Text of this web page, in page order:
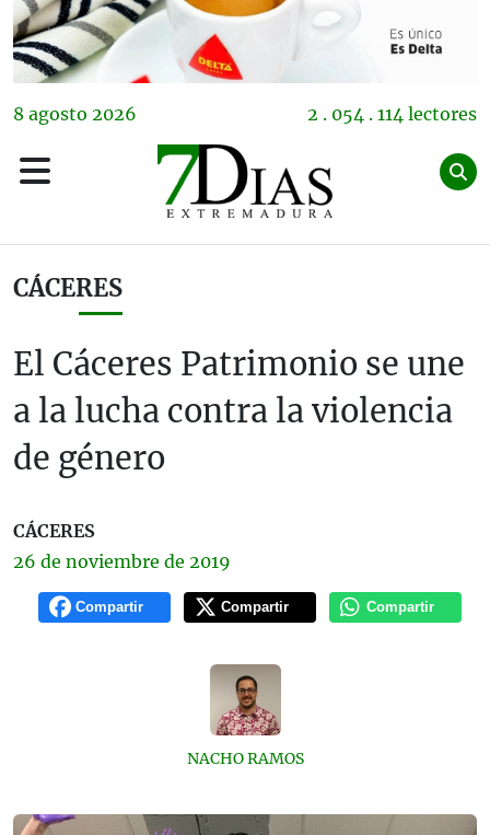
8 agosto 2026 2 . 054 . 114 lectores
CÁCERES
El Cáceres Patrimonio se une
a la lucha contra la violencia
de género
CÁCERES
26 de noviembre de 2019
Compartir Compartir Compartir
NACHO RAMOS